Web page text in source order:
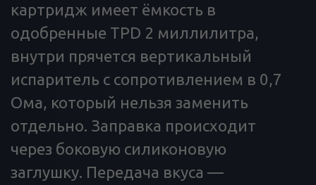
картридж имеет ёмкость в
одобренные TPD 2 миллилитра,
внутри прячется вертикальный
испаритель с сопротивлением в 0,7
Ома, который нельзя заменить
отдельно. Заправка происходит
через боковую силиконовую
заглушку. Передача вкуса —